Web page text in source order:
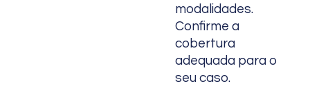
modalidades.
Confirme a
cobertura
adequada para o
seu caso.